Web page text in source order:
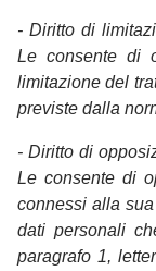
- Diritto di
Le consente di
limitazione del
previste dalla
- Diritto di
Le consente di
connessi alla
dati personali
paragrafo 1,